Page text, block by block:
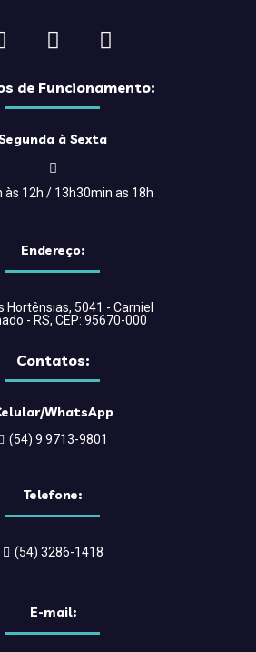
de Funcionamento:
à Sexta
às 12h / 13h30min as 18h
Endereço:
Hortênsias, 5041 - Carniel
- RS, CEP: 95670-000
Contatos:
WhatsApp
(54) 9 9713-9801
Telefone:
(54) 3286-1418
E-mail: